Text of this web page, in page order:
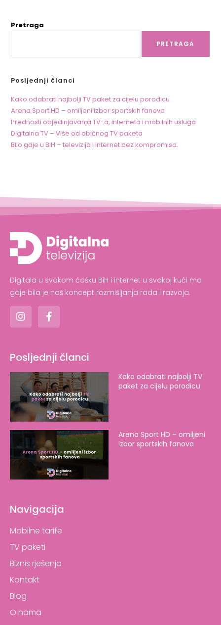
Pretraga
PRETRAGA
Posljednji članci
Kako odabrati najbolji TV paket za cijelu porodicu
Arena Sport HD – omiljeni izbor sportskih fanova
Prednosti objedinjavanja TV-a, interneta i mobilnih usluga
Digitalna TV – Više od običnog TV paketa
Bilo gdje u BiH – televizija i internet bez kompromisa.
Digitala u svakom ćošku BiH i internet u svakoj kući ma
gdje bila je naš koncept razmišljanja rada i razvoja.
Posljednji članci
Kako odabrati najbolji TV
paket za cijelu porodicu
Arena Sport HD – omiljeni
izbor sportskih fanova
Navigacija
Mobilne tarife
TV paketi
Biznis rješenja
Kontakt
Blog
O nama